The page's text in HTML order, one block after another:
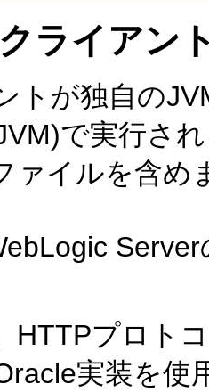
ライアン
トが独自の
で実行さ
ァイルを含め
HTTPプロト
実装を使